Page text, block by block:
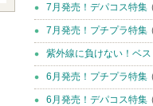
7月発売！デパコス特集
7月発売！プチプラ特集
紫外線に負けない！ベ
6月発売！プチプラ特集
6月発売！デパコス特集